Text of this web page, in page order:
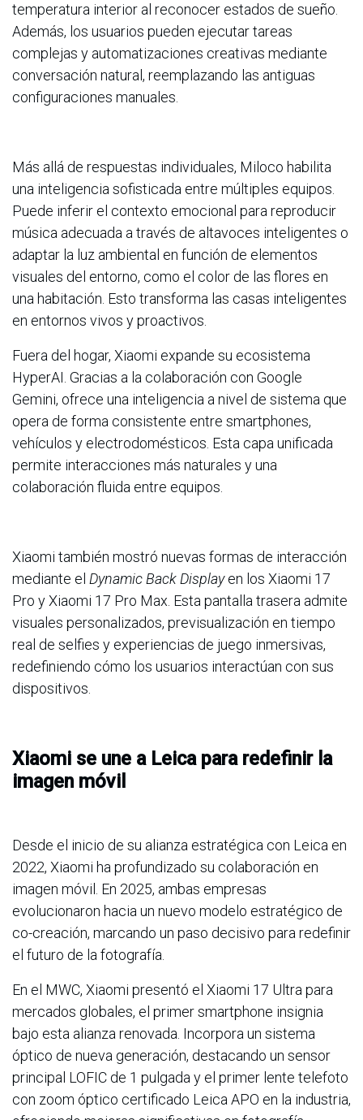
temperatura interior al reconocer estados de sueño.
Además, los usuarios pueden ejecutar tareas
complejas y automatizaciones creativas mediante
conversación natural, reemplazando las antiguas
configuraciones manuales.
Más allá de respuestas individuales, Miloco habilita
una inteligencia sofisticada entre múltiples equipos.
Puede inferir el contexto emocional para reproducir
música adecuada a través de altavoces inteligentes o
adaptar la luz ambiental en función de elementos
visuales del entorno, como el color de las flores en
una habitación. Esto transforma las casas inteligentes
en entornos vivos y proactivos.
Fuera del hogar, Xiaomi expande su ecosistema
HyperAI. Gracias a la colaboración con Google
Gemini, ofrece una inteligencia a nivel de sistema que
opera de forma consistente entre smartphones,
vehículos y electrodomésticos. Esta capa unificada
permite interacciones más naturales y una
colaboración fluida entre equipos.
Xiaomi también mostró nuevas formas de interacción
mediante el Dynamic Back Displayen los Xiaomi 17
Pro y Xiaomi 17 Pro Max. Esta pantalla trasera admite
visuales personalizados, previsualización en tiempo
real de selfies y experiencias de juego inmersivas,
redefiniendo cómo los usuarios interactúan con sus
dispositivos.
Xiaomi se une a Leica para redefinir la
imagen móvil
Desde el inicio de su alianza estratégica con Leica en
2022, Xiaomi ha profundizado su colaboración en
imagen móvil. En 2025, ambas empresas
evolucionaron hacia un nuevo modelo estratégico de
co-creación, marcando un paso decisivo para redefinir
el futuro de la fotografía.
En el MWC, Xiaomi presentó el Xiaomi 17 Ultra para
mercados globales, el primer smartphone insignia
bajo esta alianza renovada. Incorpora un sistema
óptico de nueva generación, destacando un sensor
principal LOFIC de 1 pulgada y el primer lente telefoto
con zoom óptico certificado Leica APO en la industria,